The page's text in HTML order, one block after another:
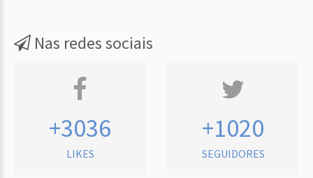
Nas redes sociais
+3036
LIKES
+1020
SEGUIDORES